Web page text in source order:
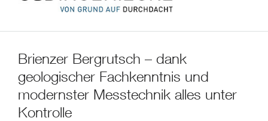
Brienzer Bergrutsch – dank
geologischer Fachkenntnis und
modernster Messtechnik alles unter
Kontrolle